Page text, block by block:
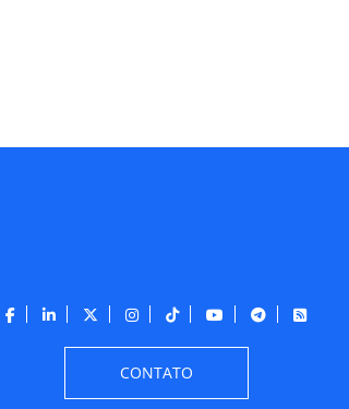
CONTATO